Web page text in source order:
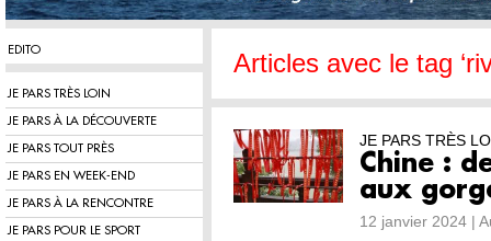
EDITO
JE PARS TRÈS LOIN
JE PARS À LA DÉCOUVERTE
JE PARS TOUT PRÈS
JE PARS EN WEEK-END
JE PARS À LA RENCONTRE
JE PARS POUR LE SPORT
Articles avec le tag
JE PARS TRÈS
Chine :
aux
12 janvier 2024 |